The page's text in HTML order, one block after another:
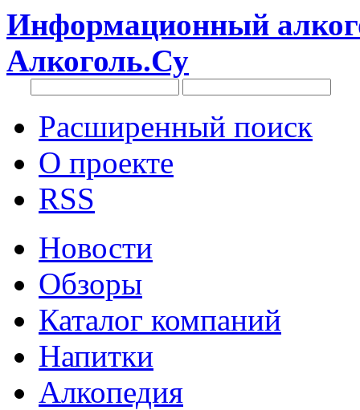
Информационный
Алкоголь.Су
Расширенный поиск
О проекте
RSS
Новости
Обзоры
Каталог компаний
Напитки
Алкопедия